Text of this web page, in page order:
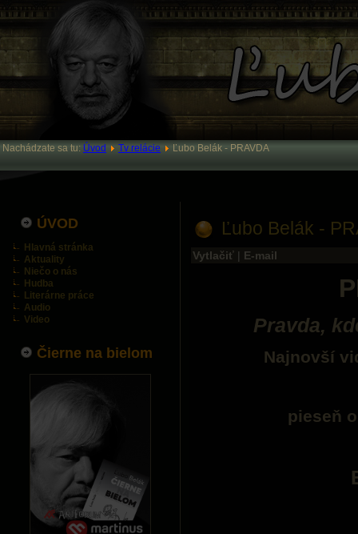
Nachádzate sa tu: Úvod Tv relácie Ľubo Belák - PRAVDA
ÚVOD
Hlavná stránka
Aktuality
Niečo o nás
Hudba
Literárne práce
Audio
Video
Čierne na bielom
Ľubo Belák -
Vytlačiť | E-mail
Pravda,
Najnovší
pieseň